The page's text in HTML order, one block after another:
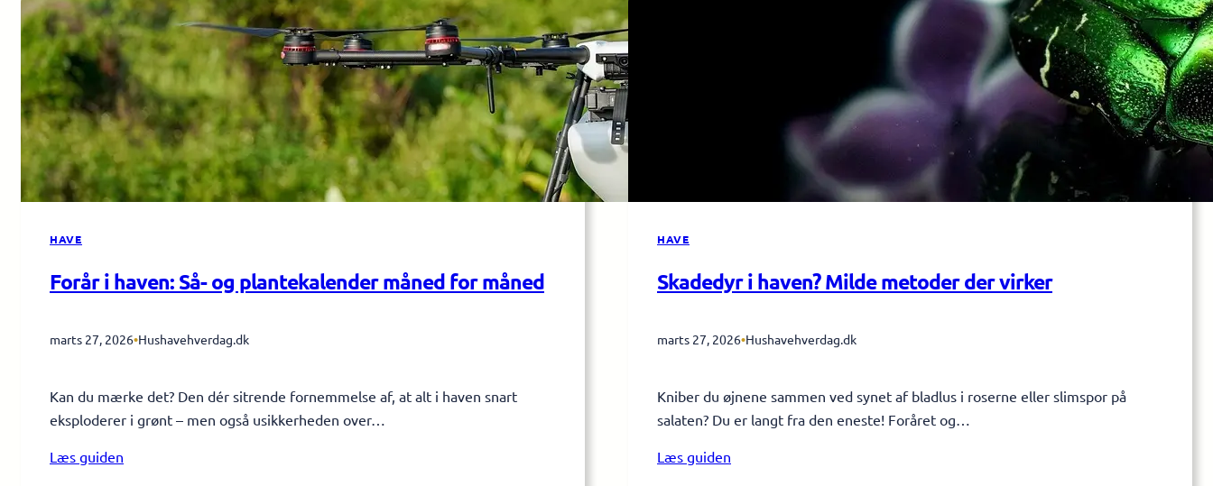
HAVE
Forår i haven: Så- og plantekalender måned for måned
marts 27, 2026•Hushavehverdag.dk
Kan du mærke det? Den dér sitrende fornemmelse af, at alt i haven snart
eksploderer i grønt – men også usikkerheden over…
Læs guiden
HAVE
Skadedyr i haven? Milde metoder der virker
marts 27, 2026•Hushavehverdag.dk
Kniber du øjnene sammen ved synet af bladlus i roserne eller slimspor på
salaten? Du er langt fra den eneste! Foråret og…
Læs guiden